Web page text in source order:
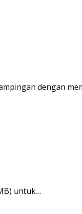
dengan
untuk…